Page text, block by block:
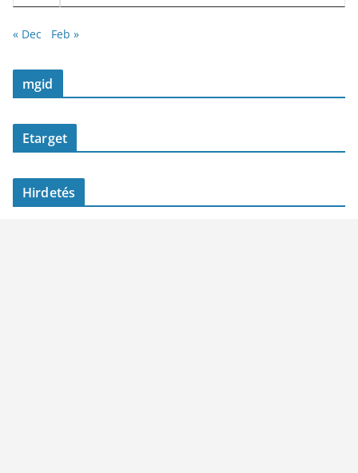
« Dec Feb »
mgid
Etarget
Hirdetés